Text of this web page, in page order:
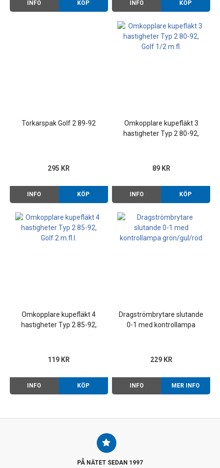
INFO KÖP INFO KÖP
Torkarspak Golf 2 89-92
295 KR
INFO KÖP
Omkopplare kupefläkt 3
hastigheter Typ 2 80-92,
89 KR
INFO KÖP
Omkopplare kupefläkt 4
hastigheter Typ 2 85-92,
119 KR
INFO KÖP
Dragströmbrytare slutande
0-1 med kontrollampa
229 KR
INFO MER INFO
PÅ NÄTET SEDAN 1997